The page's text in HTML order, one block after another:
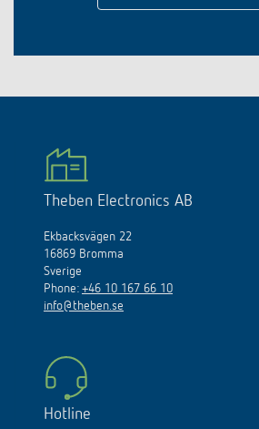
Theben Electronics AB
Ekbacksvägen 22
16869 Bromma
Sverige
Phone: +46 10 167 66 10
info@theben.se
Hotline